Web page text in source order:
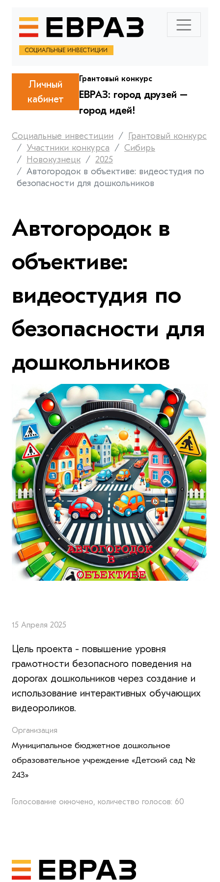
СОЦИАЛЬНЫЕ ИНВЕСТИЦИИ
Личный
кабинет
Грантовый конкурс
ЕВРАЗ: город друзей –
город идей!
Социальные инвестиции
Грантовый конкурс
Участники конкурса
Сибирь
Новокузнецк
2025
Автогородок в объективе: видеостудия по
безопасности для дошкольников
Автогородок в
объективе:
видеостудия по
безопасности для
дошкольников
15 Апреля 2025
Цель проекта - повышение уровня
грамотности безопасного поведения на
дорогах дошкольников через создание и
использование интерактивных обучающих
видеороликов.
Организация
Муниципальное бюджетное дошкольное
образовательное учреждение «Детский сад №
243»
Голосование окночено, количество голосов: 60